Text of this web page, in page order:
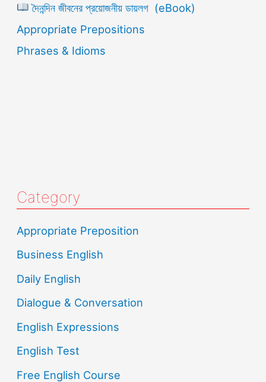
দৈনন্দিন জীবনের প্রয়োজনীয় ডায়লগ (eBook)
Appropriate Prepositions
Phrases & Idioms
Category
Appropriate Preposition
Business English
Daily English
Dialogue & Conversation
English Expressions
English Test
Free English Course